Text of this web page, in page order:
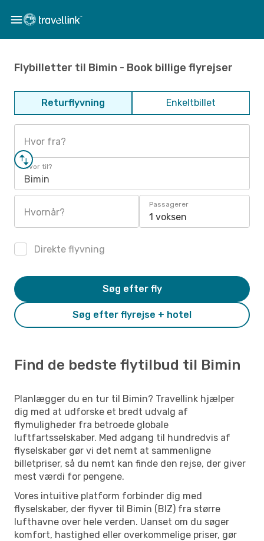
Flybilletter til Bimin - Book billige flyrejser
Returflyvning Enkeltbillet
Hvor fra?
Hvor til?
Bimin
Hvornår?
Passagerer
1 voksen
Direkte flyvning
Søg efter flyrejse + hotel
Søg efter fly
Find de bedste flytilbud til Bimin
Planlægger du en tur til Bimin? Travellink hjælper
dig med at udforske et bredt udvalg af
flymuligheder fra betroede globale
luftfartsselskaber. Med adgang til hundredvis af
flyselskaber gør vi det nemt at sammenligne
billetpriser, så du nemt kan finde den rejse, der giver
mest værdi for pengene.
Vores intuitive platform forbinder dig med
flyselskaber, der flyver til Bimin (BIZ) fra større
lufthavne over hele verden. Uanset om du søger
komfort, hastighed eller overkommelige priser, gør